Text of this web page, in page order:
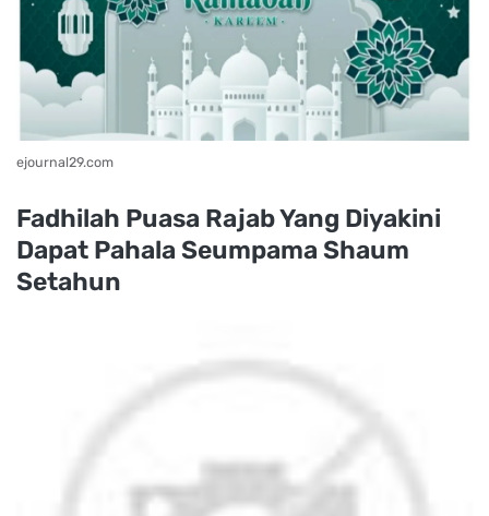
ejournal29.com
Fadhilah Puasa Rajab Yang Diyakini
Dapat Pahala Seumpama Shaum
Setahun